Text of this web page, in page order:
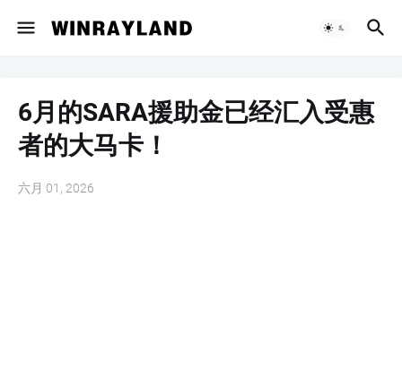
6月的SARA援助金已经汇入受惠
者的大马卡！
六月 01, 2026